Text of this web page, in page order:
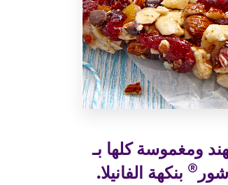
ومغموسة كلها بـ
® بنكهة الفانيلا.